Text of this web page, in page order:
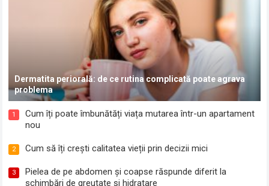
Dermatita periorală: de ce rutina complicată poate agrava
problema
1
Cum îți poate îmbunătăți viața mutarea într-un apartament
nou
2 Cum să îți crești calitatea vieții prin decizii mici
3
Pielea de pe abdomen și coapse răspunde diferit la
schimbări de greutate și hidratare